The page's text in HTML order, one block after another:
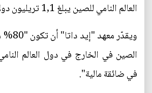
العالم النامي للصين يبلغ 1,1 تريليون دولار على الأقلّ".
ويقدّر
الصين في الخارج في دول العالم
في ضائقة مالية".